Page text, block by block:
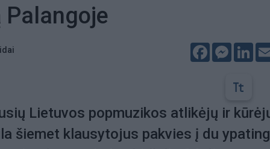
Palangoje
Facebook
Lietuvos popmuzikos atlikėjų ir
šiemet klausytojus pakvies į du